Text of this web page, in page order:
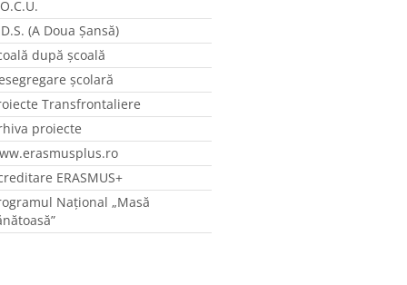
(A Doua Șansă)
după școală
școlară
Transfrontaliere
proiecte
ERASMUS+
Național „Masă